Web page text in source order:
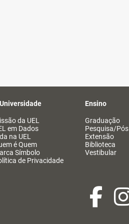
da UEL
em Dados
na UEL
é Quem
Símbolo
de Privacidade
Ensino
Graduação
Pesquisa/Pós
Extensão
Biblioteca
Vestibular